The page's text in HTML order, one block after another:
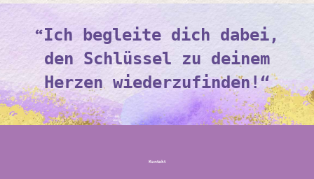
“Ich begleite dich dabei,
den Schlüssel zu deinem
Herzen wiederzufinden!“
Kontakt